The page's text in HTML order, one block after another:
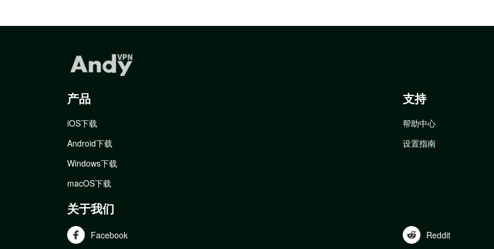
产品
iOS下载
Android下载
Windows下载
macOS下载
支持
帮助中心
设置指南
关于我们
Facebook Reddit